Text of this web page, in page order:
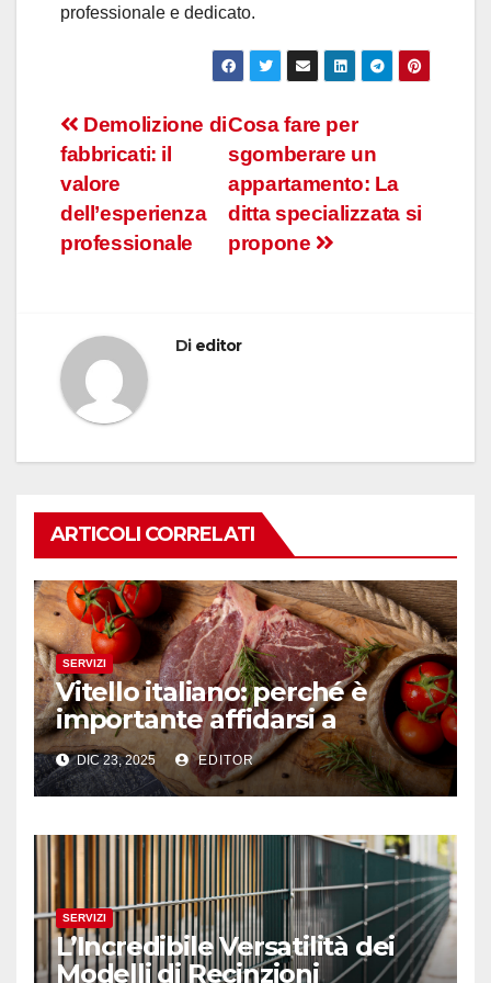
professionale e dedicato.
Navigazione
articoli
Cosa fare per
sgomberare un
appartamento: La
ditta specializzata si
propone
Demolizione di
fabbricati: il
valore
dell’esperienza
professionale
Di editor
ARTICOLI CORRELATI
SERVIZI
Vitello italiano: perché è
importante affidarsi a
professionisti del settore
DIC 23, 2025 EDITOR
SERVIZI
L’Incredibile Versatilità dei
Modelli di Recinzioni